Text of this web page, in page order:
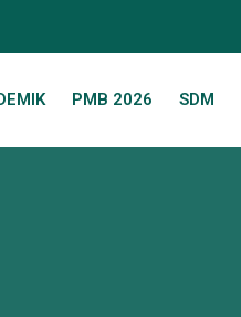
PMB 2026 SDM